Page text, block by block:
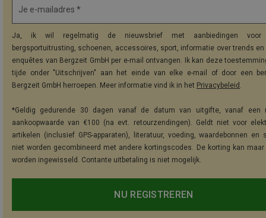
Je e-mailadres *
Ja, ik wil regelmatig de nieuwsbrief met aanbiedingen voor
bergsportuitrusting, schoenen, accessoires, sport, informatie over trends
enquêtes van Bergzeit GmbH per e-mail ontvangen. Ik kan deze
tijde onder "Uitschrijven" aan het einde van elke e-mail of door een
Bergzeit GmbH herroepen. Meer informatie vind ik in het Privacybeleid .
*Geldig gedurende 30 dagen vanaf de datum van uitgifte, vanaf een
aankoopwaarde van €100 (na evt. retourzendingen). Geldt niet voor
artikelen (inclusief GPS-apparaten), literatuur, voeding, waardebonnen en
niet worden gecombineerd met andere kortingscodes. De korting kan maar
worden ingewisseld. Contante uitbetaling is niet mogelijk.
NU REGISTREREN